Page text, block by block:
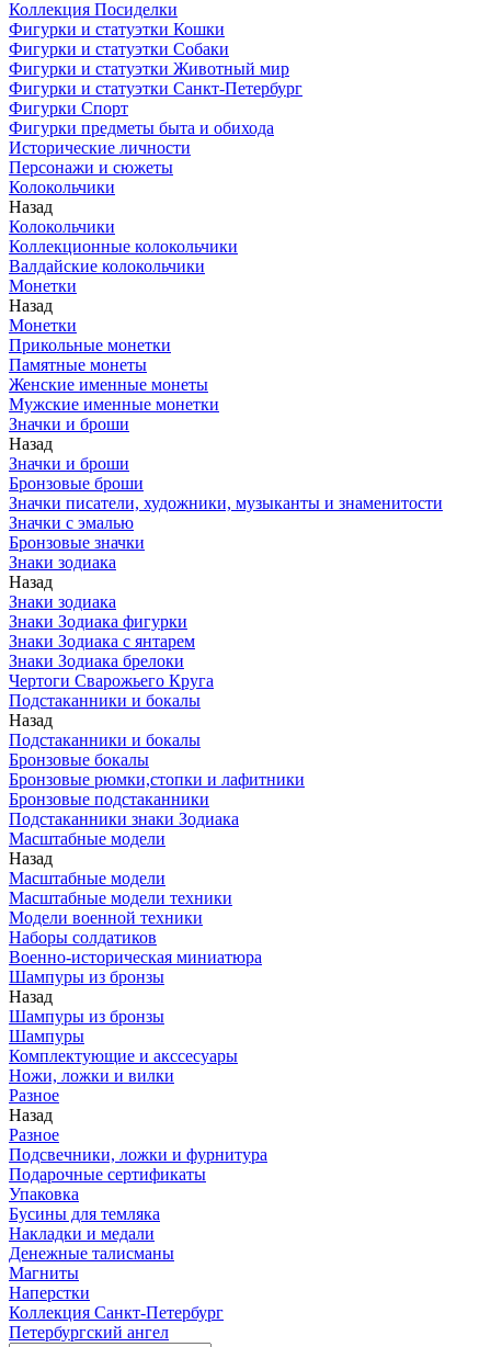
Коллекция Посиделки
Фигурки и статуэтки Кошки
Фигурки и статуэтки Собаки
Фигурки и статуэтки Животный мир
Фигурки и статуэтки Санкт-Петербург
Фигурки Спорт
Фигурки предметы быта и обихода
Исторические личности
Персонажи и сюжеты
Колокольчики
Назад
Колокольчики
Коллекционные колокольчики
Валдайские колокольчики
Монетки
Назад
Монетки
Прикольные монетки
Памятные монеты
Женские именные монеты
Мужские именные монетки
Значки и броши
Назад
Значки и броши
Бронзовые броши
Значки писатели, художники, музыканты и знаменитости
Значки с эмалью
Бронзовые значки
Знаки зодиака
Назад
Знаки зодиака
Знаки Зодиака фигурки
Знаки Зодиака с янтарем
Знаки Зодиака брелоки
Чертоги Сварожьего Круга
Подстаканники и бокалы
Назад
Подстаканники и бокалы
Бронзовые бокалы
Бронзовые рюмки,стопки и лафитники
Бронзовые подстаканники
Подстаканники знаки Зодиака
Масштабные модели
Назад
Масштабные модели
Масштабные модели техники
Модели военной техники
Наборы солдатиков
Военно-историческая миниатюра
Шампуры из бронзы
Назад
Шампуры из бронзы
Шампуры
Комплектующие и акссесуары
Ножи, ложки и вилки
Разное
Назад
Разное
Подсвечники, ложки и фурнитура
Подарочные сертификаты
Упаковка
Бусины для темляка
Накладки и медали
Денежные талисманы
Магниты
Наперстки
Коллекция Санкт-Петербург
Петербургский ангел